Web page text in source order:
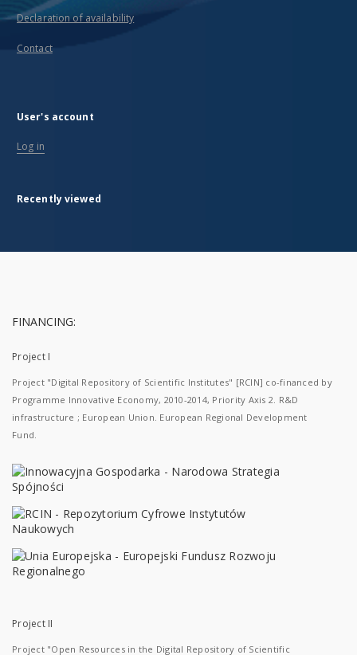
Declaration of availability
Contact
User's account
Log in
Recently viewed
FINANCING:
Project I
Project "Digital Repository of Scientific Institutes" [RCIN] co-financed by
Programme Innovative Economy, 2010-2014, Priority Axis 2. R&D
infrastructure ; European Union. European Regional Development
Fund.
Project II
Project "Open Resources in the Digital Repository of Scientific